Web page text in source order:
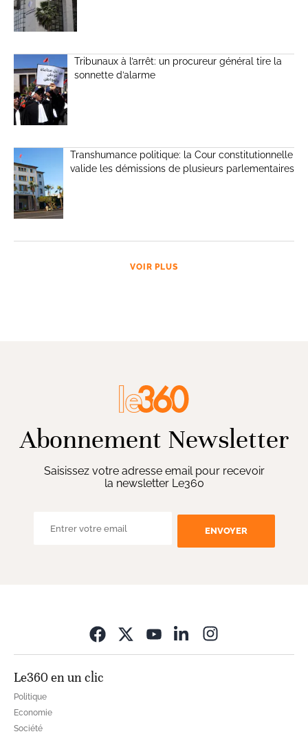
Tribunaux à l’arrêt: un procureur général tire la
sonnette d’alarme
Transhumance politique: la Cour constitutionnelle
valide les démissions de plusieurs parlementaires
VOIR PLUS
Abonnement Newsletter
Saisissez votre adresse email pour recevoir
la newsletter Le360
ENVOYER
Le360 en un clic
Politique
Economie
Société